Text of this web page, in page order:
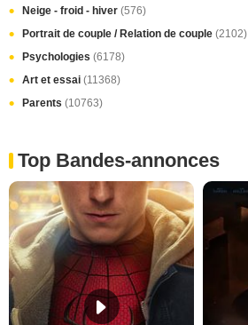
Neige - froid - hiver (576)
Portrait de couple / Relation de couple (2102)
Psychologies (6178)
Art et essai (11368)
Parents (10763)
Top Bandes-annonces